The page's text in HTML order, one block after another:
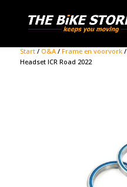
Start/ O&A/ Frame en voorvork/
Headset ICR Road 2022